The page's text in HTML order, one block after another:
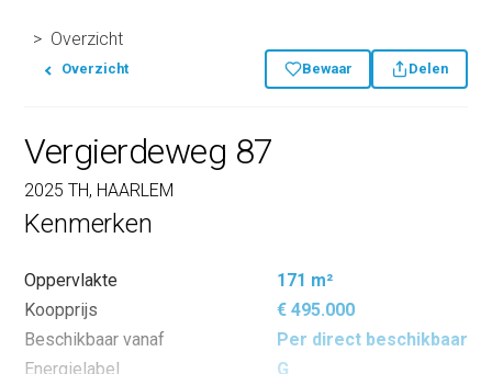
Overzicht
Overzicht Bewaar Delen
Vergierdeweg 87
2025 TH, HAARLEM
Kenmerken
Oppervlakte
171 m²
Koopprijs
€ 495.000
Beschikbaar vanaf
Per direct beschikbaar
Energielabel
G